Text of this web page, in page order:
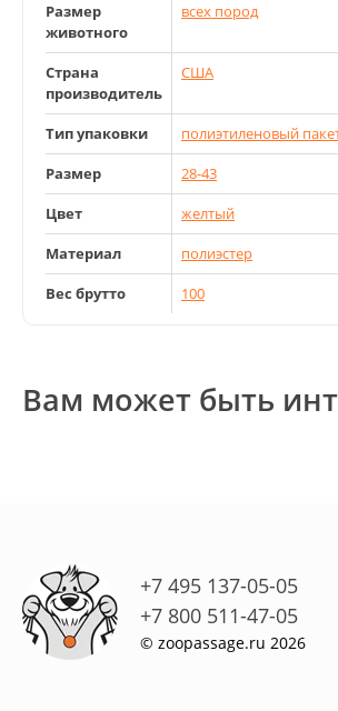
Размер
животного
всех пород
Страна
производитель
США
Тип упаковки
полиэтиленовый
Размер
28-43
Цвет
желтый
Материал
полиэстер
Вес брутто
100
Вам может быть
+7 495 137-05-05
+7 800 511-47-05
© zoopassage.ru 2026